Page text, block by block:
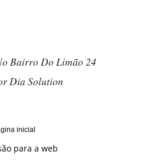
Bairro Do Limão 24
Dia Solution
inicial
para a web